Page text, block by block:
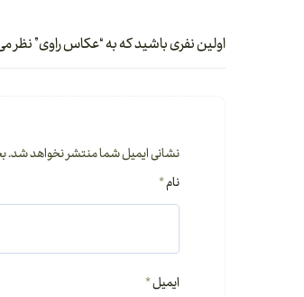
اولین نفری باشید که به “عکاس راوی” نظر
نشانی ایمیل شما منتشر نخواهد شد.
نام*
ایمیل*